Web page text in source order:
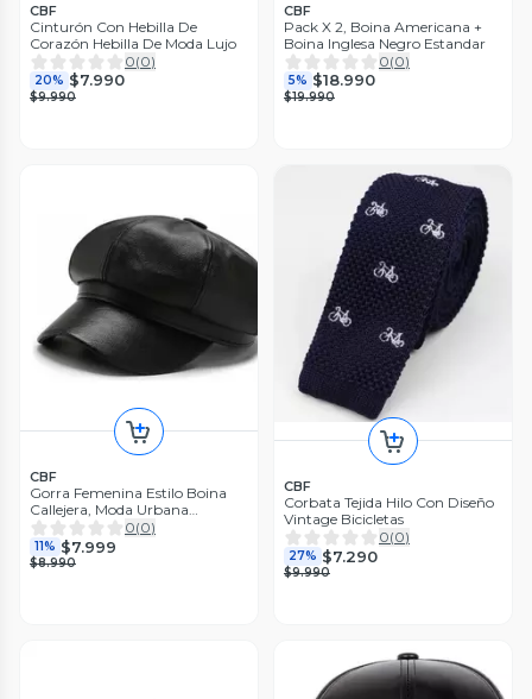
CBF
Cinturón Con Hebilla De
Corazón Hebilla De Moda Lujo
0(0)
20% $7.990
$9.990
CBF
Pack X 2, Boina Americana +
Boina Inglesa Negro Estandar
0(0)
5% $18.990
$19.990
CBF
Gorra Femenina Estilo Boina
Callejera, Moda Urbana
Sombrero Negro Talla Unica
0(0)
11% $7.999
$8.990
CBF
Corbata Tejida Hilo Con Diseño
Vintage Bicicletas
0(0)
27% $7.290
$9.990